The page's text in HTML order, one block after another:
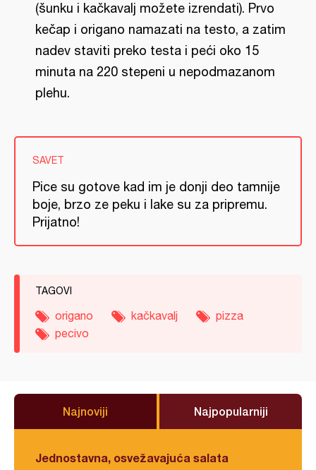
(šunku i kačkavalj možete izrendati). Prvo
kečap i origano namazati na testo, a zatim
nadev staviti preko testa i peći oko 15
minuta na 220 stepeni u nepodmazanom
plehu.
SAVET
Pice su gotove kad im je donji deo tamnije
boje, brzo ze peku i lake su za pripremu.
Prijatno!
TAGOVI
origano kačkavalj
pizza
pecivo
Najnoviji Najpopularniji
Jednostavna, osvežavajuća salata